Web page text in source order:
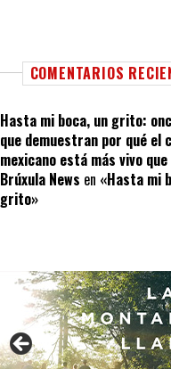
COMENTARIOS
Hasta mi boca, un grito:
que demuestran por qué el
mexicano está más vivo
Brúxula News en «Hasta mi
grito»